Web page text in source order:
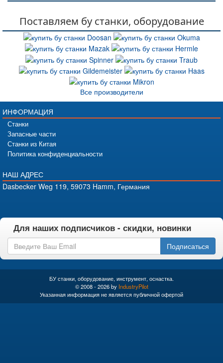
Поставляем бу станки, оборудование
Все производители
ИНФОРМАЦИЯ
Станки
Запасные части
Станки из Китая
Политика конфиденциальности
НАШ АДРЕС
Dasbecker Weg 119, 59073 Hamm, Германия
Для наших подписчиков - скидки, новинки
Подписаться
БУ станки, оборудование, инструмент, оснастка.
© 2008 - 2026 by IndustryPilot
Указанная информация не является публичной офертой